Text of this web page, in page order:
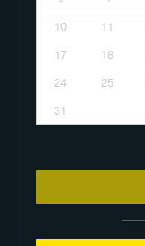
10
11
17
18
24
25
31